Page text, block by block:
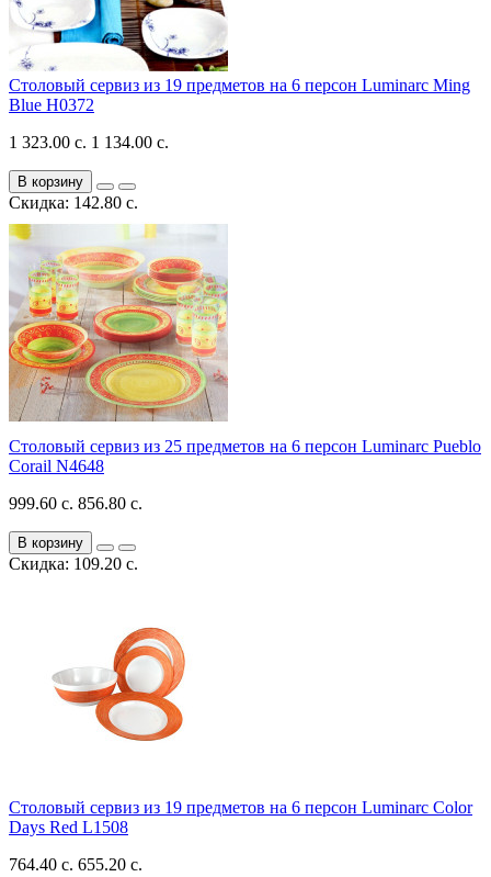
Столовый сервиз из 19 предметов на 6 персон Luminarc Ming
Blue H0372
1 323.00 с. 1 134.00 с.
В корзину
Скидка: 142.80 с.
Столовый сервиз из 25 предметов на 6 персон Luminarc Pueblo
Corail N4648
999.60 с. 856.80 с.
В корзину
Скидка: 109.20 с.
Столовый сервиз из 19 предметов на 6 персон Luminarc Color
Days Red L1508
764.40 с. 655.20 с.